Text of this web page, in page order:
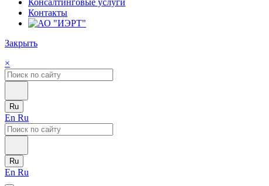
Консалтинговые услуги
Контакты
Закрыть
×
Ru
En Ru
Ru
En Ru